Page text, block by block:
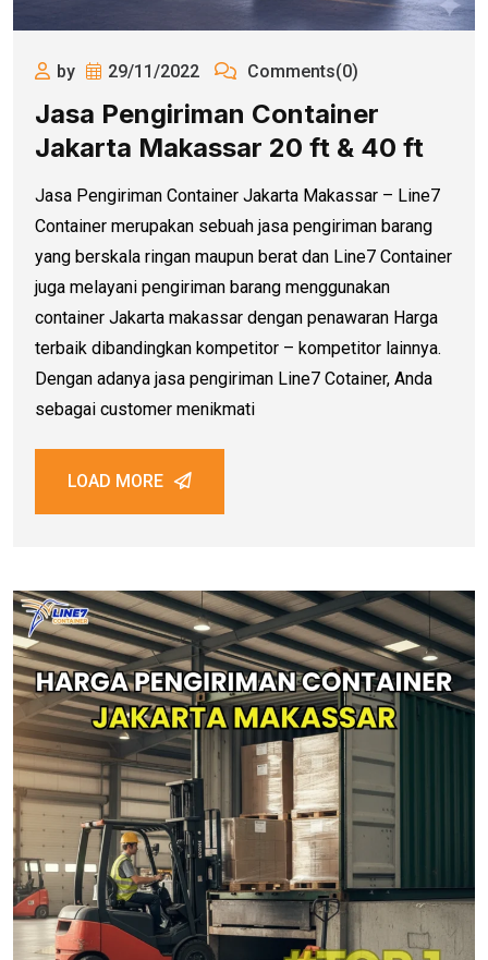
by 29/11/2022 Comments(0)
Jasa Pengiriman Container
Jakarta Makassar 20 ft & 40 ft
Jasa Pengiriman Container Jakarta Makassar – Line7
Container merupakan sebuah jasa pengiriman barang
yang berskala ringan maupun berat dan Line7 Container
juga melayani pengiriman barang menggunakan
container Jakarta makassar dengan penawaran Harga
terbaik dibandingkan kompetitor – kompetitor lainnya.
Dengan adanya jasa pengiriman Line7 Cotainer, Anda
sebagai customer menikmati
LOAD MORE